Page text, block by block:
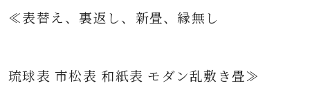
≪表替え、裏返し、新畳、縁無し
琉球表 市松表 和紙表 モダン乱敷き畳≫